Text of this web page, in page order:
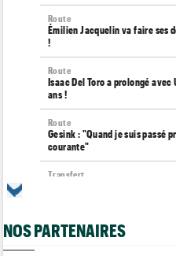
Route
Émilien Jacquelin va faire ses
!
Route
Isaac Del Toro a prolongé avec
ans !
Route
Gesink : "Quand je suis passé
courante"
Transfert
Transfert
Lotto-Intermarché fait passer
NOS PARTENAIRES